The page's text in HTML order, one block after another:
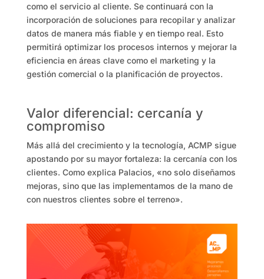
como el servicio al cliente. Se continuará con la
incorporación de soluciones para recopilar y analizar
datos de manera más fiable y en tiempo real. Esto
permitirá optimizar los procesos internos y mejorar la
eficiencia en áreas clave como el marketing y la
gestión comercial o la planificación de proyectos.
Valor diferencial: cercanía y
compromiso
Más allá del crecimiento y la tecnología, ACMP sigue
apostando por su mayor fortaleza: la cercanía con los
clientes. Como explica Palacios, «no solo diseñamos
mejoras, sino que las implementamos de la mano de
con nuestros clientes sobre el terreno».